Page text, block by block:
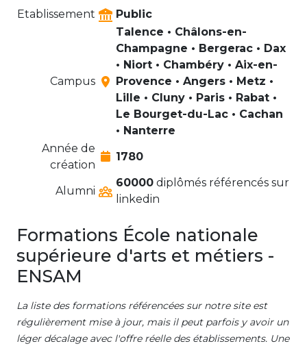
Etablissement Public
Campus
Talence • Châlons-en-
Champagne • Bergerac • Dax
• Niort • Chambéry • Aix-en-
Provence • Angers • Metz •
Lille • Cluny • Paris • Rabat •
Le Bourget-du-Lac • Cachan
• Nanterre
Année de
création
1780
Alumni
60000 diplômés référencés sur
linkedin
Formations École nationale
supérieure d'arts et métiers -
ENSAM
La liste des formations référencées sur notre site est
régulièrement mise à jour, mais il peut parfois y avoir un
léger décalage avec l'offre réelle des établissements. Une